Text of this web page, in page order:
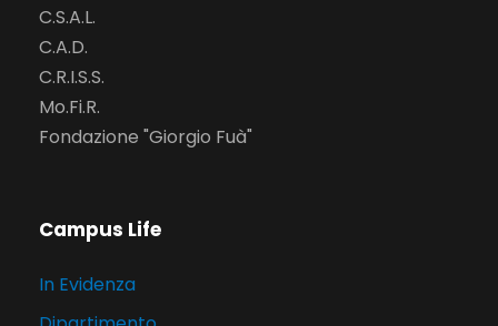
C.S.A.L.
C.A.D.
C.R.I.S.S.
Mo.Fi.R.
Fondazione "Giorgio Fuà"
Campus Life
In Evidenza